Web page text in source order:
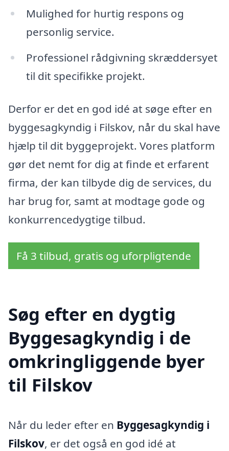
Mulighed for hurtig respons og
personlig service.
Professionel rådgivning skræddersyet
til dit specifikke projekt.
Derfor er det en god idé at søge efter en
byggesagkyndig i Filskov, når du skal have
hjælp til dit byggeprojekt. Vores platform
gør det nemt for dig at finde et erfarent
firma, der kan tilbyde dig de services, du
har brug for, samt at modtage gode og
konkurrencedygtige tilbud.
Få 3 tilbud, gratis og uforpligtende
Søg efter en dygtig
Byggesagkyndig i de
omkringliggende byer
til Filskov
Når du leder efter en Byggesagkyndig i
Filskov, er det også en god idé at